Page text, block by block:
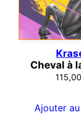
Cheval à
115,00
Ajouter